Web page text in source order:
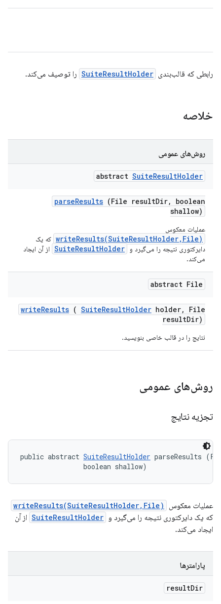
رابطی که قالب‌بندی SuiteResultHolder را توصیف می‌کند.
خلاصه
روش‌های عمومی
abstract SuiteResultHolder
parseResults (File resultDir,
boolean
shallow)
عملیات معکوس
writeResults(SuiteResultHolder,File) که یک
دایرکتوری نتیجه را می‌گیرد و
SuiteResultHolder از آن ایجاد
می‌کند.
abstract File
writeResults ( SuiteResultHolder holder,
File
resultDir)
نتایج را در قالب خاصی بنویسید.
روش‌های عمومی
تجزیه نتایج
public abstract SuiteResultHolder parseResults
                boolean shallow)
عملیات معکوس writeResults(SuiteResultHolder,File)
که یک دایرکتوری نتیجه را می‌گیرد و SuiteResultHolder از آن
ایجاد می‌کند.
پارامترها
resultDir